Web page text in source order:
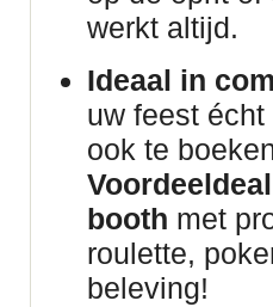
werkt altijd.
Ideaal in
uw feest
ook te
booth met
roulette,
beleving!